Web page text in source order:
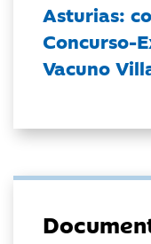
Asturias:
Concurso-
Vacuno